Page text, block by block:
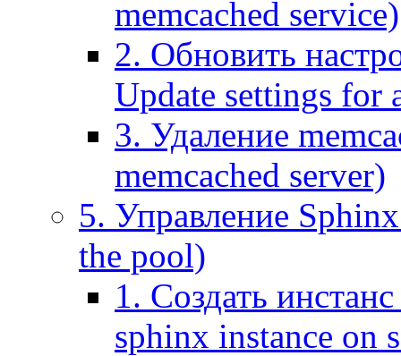
memcached service)
2. Обновить
Update settings for
3. Удаление
memcached server)
5. Управление
the pool)
1. Создать
sphinx instance on